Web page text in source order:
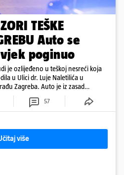
TEŠKE
Auto se
poginuo
je ozlijeđeno u teškoj nesreći koja
u Ulici dr. Luje Naletilića u
Zagreba. Auto je iz zasad
a od siline udara vozilo se
57
više